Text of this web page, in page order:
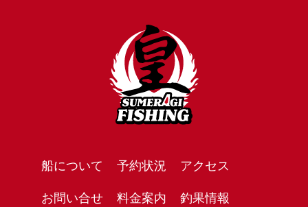
船について 予約状況
アクセス
お問い合せ
料金案内 釣果情報